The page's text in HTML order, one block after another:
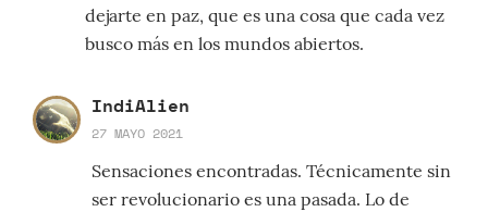
dejarte en paz, que es una cosa que cada vez
busco más en los mundos abiertos.
IndiAlien
27 MAYO 2021
Sensaciones encontradas. Técnicamente sin
ser revolucionario es una pasada. Lo de